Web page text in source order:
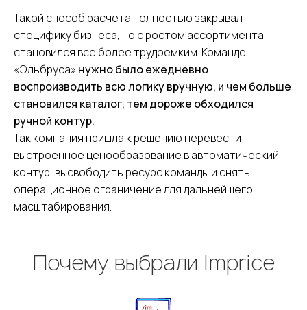
Такой способ расчета полностью закрывал
специфику бизнеса, но с ростом ассортимента
становился все более трудоемким. Команде
«Эльбруса» нужно было ежедневно
воспроизводить всю логику вручную, и чем больше
становился каталог, тем дороже обходился
ручной контур.
Так компания пришла к решению перевести
выстроенное ценообразование в автоматический
контур, высвободить ресурс команды и снять
операционное ограничение для дальнейшего
масштабирования.
Почему выбрали Imprice